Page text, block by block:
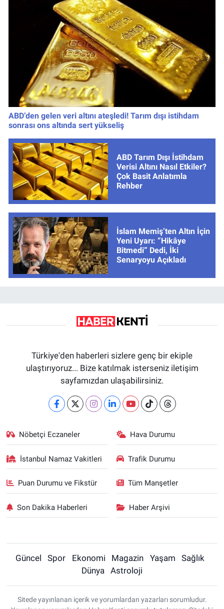
ABD’den gelen veri altını ateşledi! Tarım dışı istihdam
sonrası ons altında sert yükseliş
ABD Tarım Dışı İstihdam
Verisi Altını Nasıl Etkiler?
Çok Basit Anlatımla
Rehber
İslam Memiş’ten Altın İçin
Yeni Uyarı: “Hikâye
Bitmedi” Dedi, İki
Senaryoyu Açıkladı
Türkiye'den haberleri sizlere genç bir ekiple
ulaştırıyoruz... Bize katılmak isterseniz iletişim
sayfamızdan ulaşabilirsiniz.
Nöbetçi Eczaneler Hava Durumu
İstanbul Namaz Vakitleri Trafik Durumu
Puan Durumu ve Fikstür Tüm Manşetler
Son Dakika Haberleri Haber Arşivi
Güncel Spor Ekonomi Magazin Yaşam
Sağlık
Dünya
Astroloji
Sitede yayınlanan içerik ve yorumlardan yazarları sorumludur.